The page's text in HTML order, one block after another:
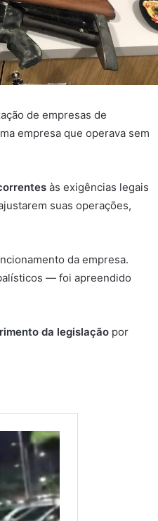
de empresas de
empresa que operava sem
às exigências legais
suas operações,
da empresa.
— foi apreendido
da legislação por